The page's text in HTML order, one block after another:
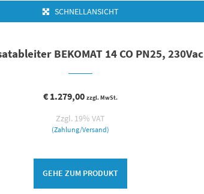
SCHNELLANSICHT
BEKOMAT 14 CO PN25, 230Vac
€1.279,00 zzgl. MwSt.
Zzgl. 19% VAT
(Zahlung/Versand)
GEHE ZUM PRODUKT